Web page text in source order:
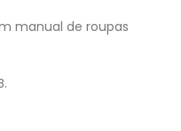
manual de roupas